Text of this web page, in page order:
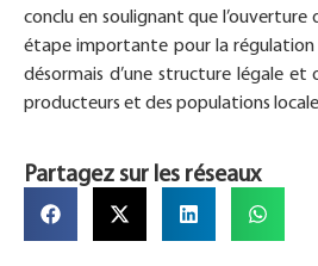
conclu en soulignant que l’ouverture
étape importante pour la régulation
désormais d’une structure légale et
producteurs et des populations
Partagez sur les réseaux